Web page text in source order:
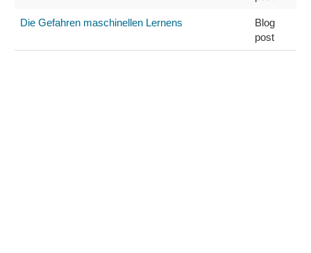
Die Gefahren maschinellen Lernens
Blog
post